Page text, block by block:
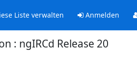
Liste verwalten Anmelden
: ngIRCd Release 20